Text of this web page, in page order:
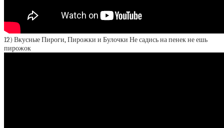
12) Вкусные Пироги, Пирожки и Булочки Не садись на пенек не ешь
пирожок